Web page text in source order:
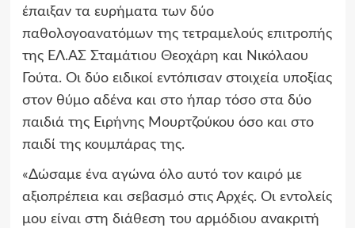
έπαιξαν τα ευρήματα των δύο
παθολογοανατόμων της τετραμελούς επιτροπής
της ΕΛ.ΑΣ Σταμάτιου Θεοχάρη και Νικόλαου
Γούτα. Οι δύο ειδικοί εντόπισαν στοιχεία υποξίας
στον θύμο αδένα και στο ήπαρ τόσο στα δύο
παιδιά της Ειρήνης Μουρτζούκου όσο και στο
παιδί της κουμπάρας της.
«Δώσαμε ένα αγώνα όλο αυτό τον καιρό με
αξιοπρέπεια και σεβασμό στις Αρχές. Οι εντολείς
μου είναι στη διάθεση του αρμόδιου ανακριτή